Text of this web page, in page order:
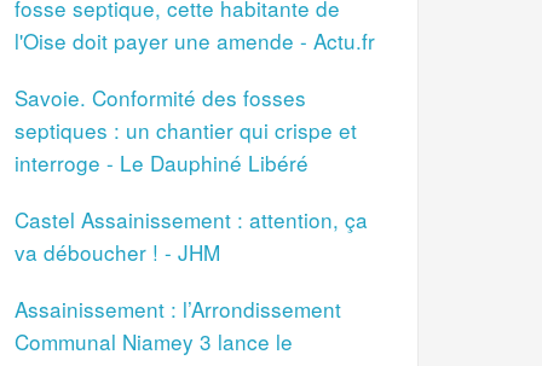
fosse septique, cette habitante de
l'Oise doit payer une amende - Actu.fr
Savoie. Conformité des fosses
septiques : un chantier qui crispe et
interroge - Le Dauphiné Libéré
Castel Assainissement : attention, ça
va déboucher ! - JHM
Assainissement : l’Arrondissement
Communal Niamey 3 lance le